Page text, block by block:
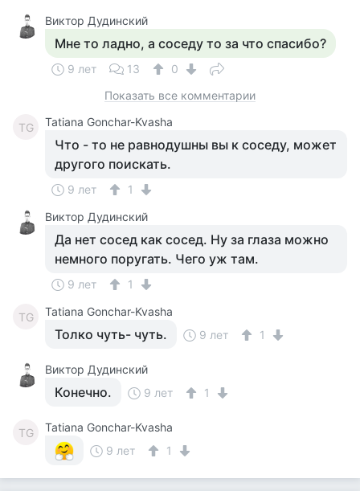
Виктор Дудинский
Мне то ладно, а соседу то за что спасибо?
9 лет 13
0
Показать все комментарии
TG Tatiana Gonchar-Kvasha
Что - то не равнодушны вы к соседу, может
другого поискать.
9 лет
1
Виктор Дудинский
Да нет сосед как сосед. Ну за глаза можно
немного поругать. Чего уж там.
9 лет 1
TG Tatiana Gonchar-Kvasha
Толко чуть- чуть. 9 лет 1
Виктор Дудинский
Конечно. 9 лет 1
TG
Tatiana Gonchar-Kvasha
9 лет
1